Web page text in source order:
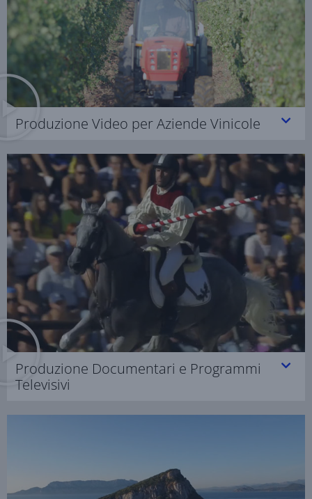
Produzione Video per Aziende Vinicole
Produzione Documentari e Programmi
Televisivi